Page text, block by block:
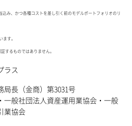
み、かつ各種コストを差し引く前のモデルポートフォリオのリ
ます。
するものではありません。
ラス
局長（金商）第3031号
一般社団法人資産運用業協会・一般
業協会